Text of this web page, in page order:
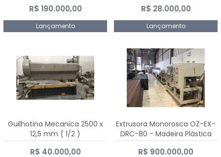
R$ 190.000,00
Lançamento
R$ 28.000,00
Lançamento
Guilhotina Mecanica 2500 x
12,5 mm ( 1/2 )
R$ 40.000,00
Extrusora Monorosca OZ-EX-
DRC-80 - Madeira Plástica
R$ 900.000,00